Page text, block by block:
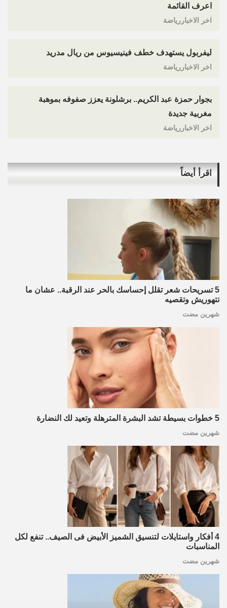
اعرف القائمة
اخر الاخباررياضة
ليفربول يستهدف خطف فينيسيوس من ريال مدريد
اخر الاخباررياضة
بجوار حمزة عبد الكريم.. برشلونة يعزز صفوفه بموهبة
مغربية جديدة
اخر الاخباررياضة
اقرأ أيضاً
5 تسريحات شعر تقلل إحساسك بالحر عند الرقبة.. عشان ما
تتهوريش وتقصيه
شهرين مضت
5 خطوات بسيطة تشد البشرة المترهلة وتعيد لك النضارة
شهرين مضت
4 أفكار واستايلات لتنسيق الشميز الأبيض فى الصيف.. تنفع لكل
المناسبات
شهرين مضت